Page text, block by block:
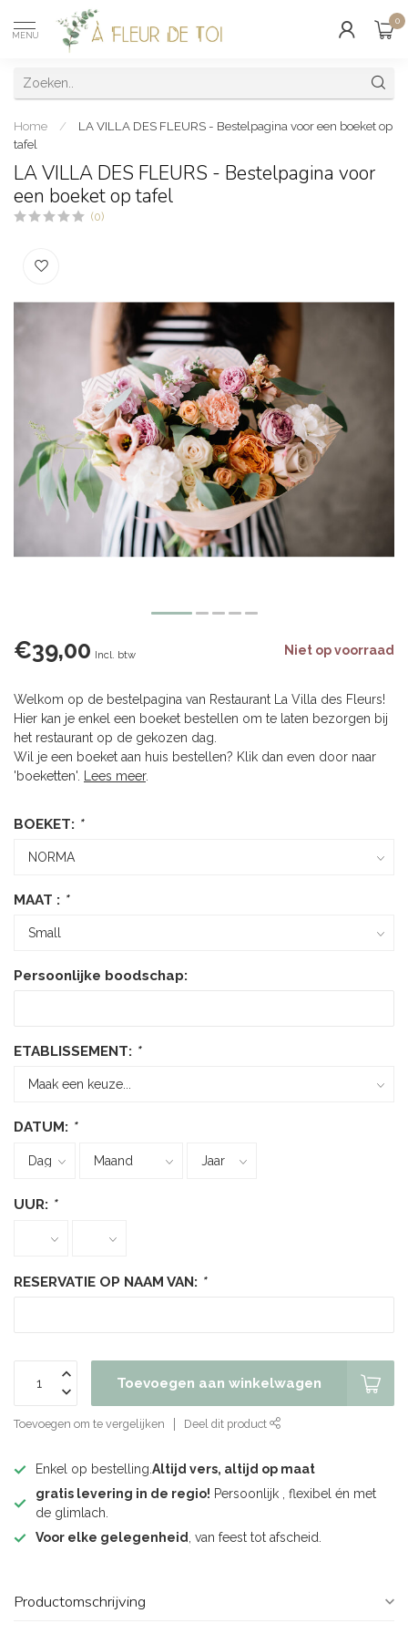
MENU
0
Home /
LA VILLA DES FLEURS - Bestelpagina voor een boeket op
tafel
LA VILLA DES FLEURS - Bestelpagina voor
een boeket op tafel
(0)
€39,00 Incl. btw Niet op voorraad
Welkom op de bestelpagina van Restaurant La Villa des Fleurs!
Hier kan je enkel een boeket bestellen om te laten bezorgen bij
het restaurant op de gekozen dag.
Wil je een boeket aan huis bestellen? Klik dan even door naar
'boeketten'.
Lees meer.
BOEKET: *
MAAT : *
Persoonlijke boodschap:
ETABLISSEMENT: *
DATUM: *
UUR: *
RESERVATIE OP NAAM VAN: *
Toevoegen aan winkelwagen
Toevoegen om te vergelijken Deel dit product
Enkel op bestelling. Altijd vers, altijd op maat
gratis levering in de regio! Persoonlijk , flexibel én met
de glimlach.
Voor elke gelegenheid
, van feest tot afscheid.
Productomschrijving